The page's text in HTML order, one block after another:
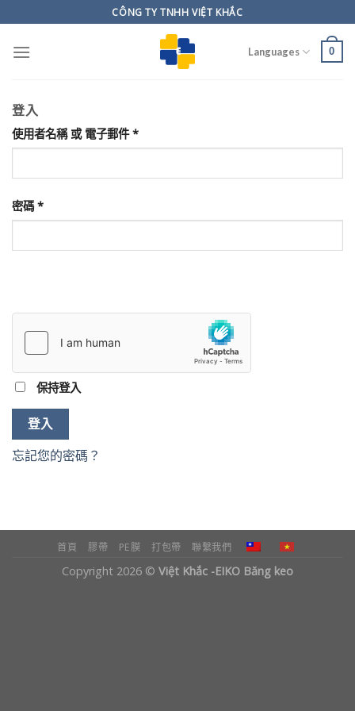
to
content
CÔNG TY TNHH VIỆT KHẮC
Languages 0
登入
使用者名稱 或 電子郵件*
密碼*
保持登入
登入
忘記您的密碼？
首頁 膠帶 PE膜 打包帶 聯繫我們
Copyright 2026 © Việt Khắc -EIKO Băng keo